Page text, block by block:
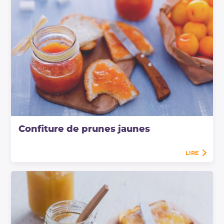
Confiture de prunes jaunes
LIRE